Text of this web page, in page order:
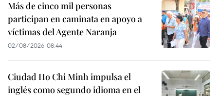
Más de cinco mil personas
participan en caminata en apoyo a
víctimas del Agente Naranja
02/08/2026 08:44
Ciudad Ho Chi Minh impulsa el
inglés como segundo idioma en el